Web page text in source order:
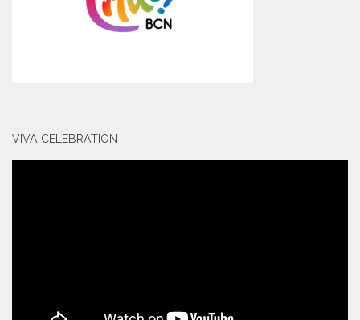
VIVA CELEBRATION